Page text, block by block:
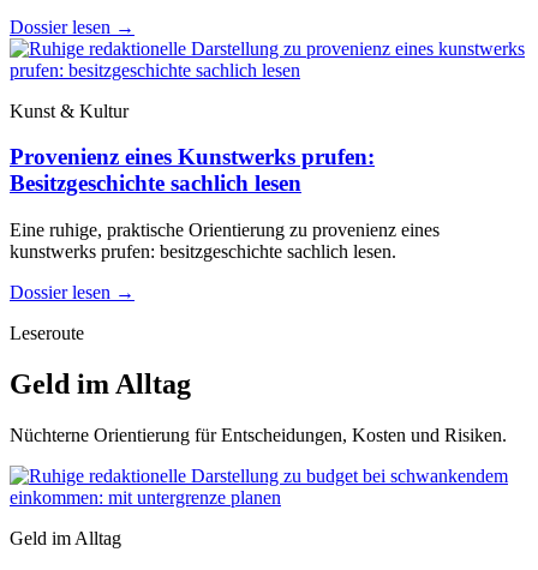
Dossier lesen →
Kunst & Kultur
Provenienz eines Kunstwerks prufen:
Besitzgeschichte sachlich lesen
Eine ruhige, praktische Orientierung zu provenienz eines
kunstwerks prufen: besitzgeschichte sachlich lesen.
Dossier lesen →
Leseroute
Geld im Alltag
Nüchterne Orientierung für Entscheidungen, Kosten und Risiken.
Geld im Alltag